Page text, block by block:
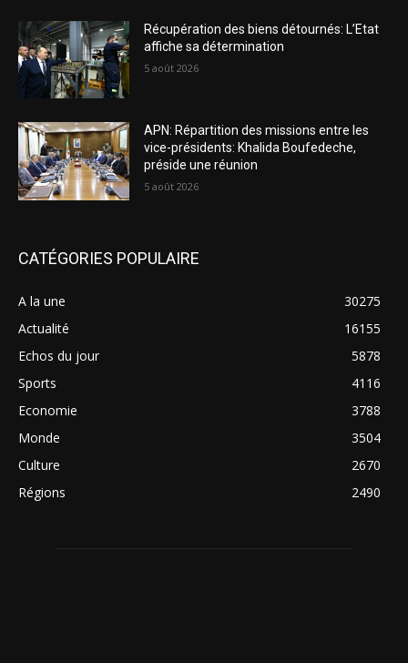
Récupération des biens détournés: L’Etat
affiche sa détermination
5 août 2026
APN: Répartition des missions entre les
vice-présidents: Khalida Boufedeche,
préside une réunion
5 août 2026
CATÉGORIES POPULAIRE
A la une
30275
Actualité
16155
Echos du jour
5878
Sports
4116
Economie
3788
Monde
3504
Culture
2670
Régions
2490